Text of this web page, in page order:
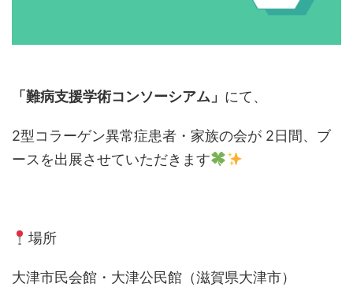
「難病支援学術コンソーシアム」 にて、
2型コラーゲン異常症患者・家族の会が 2日間、ブ
ースを出展させていただきます
場所
大津市民会館・大津公民館（滋賀県大津市）